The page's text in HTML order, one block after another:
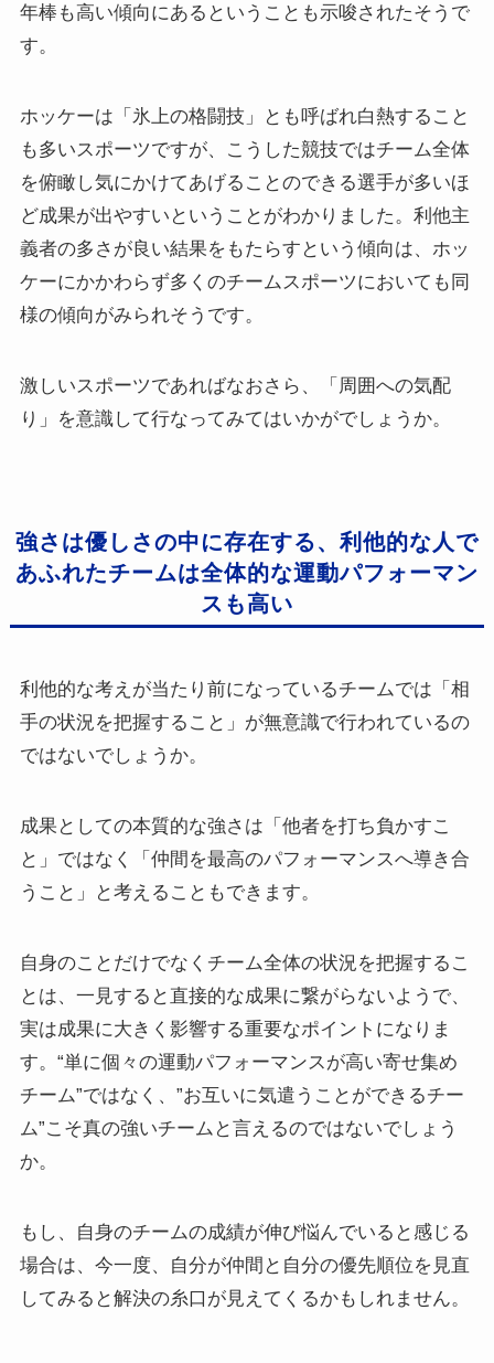
年棒も高い傾向にあるということも示唆されたそうで
す。
ホッケーは「氷上の格闘技」とも呼ばれ白熱すること
も多いスポーツですが、こうした競技ではチーム全体
を俯瞰し気にかけてあげることのできる選手が多いほ
ど成果が出やすいということがわかりました。利他主
義者の多さが良い結果をもたらすという傾向は、ホッ
ケーにかかわらず多くのチームスポーツにおいても同
様の傾向がみられそうです。
激しいスポーツであればなおさら、「周囲への気配
り」を意識して行なってみてはいかがでしょうか。
強さは優しさの中に存在する、利他的な人で
あふれたチームは全体的な運動パフォーマン
スも高い
利他的な考えが当たり前になっているチームでは「相
手の状況を把握すること」が無意識で行われているの
ではないでしょうか。
成果としての本質的な強さは「他者を打ち負かすこ
と」ではなく「仲間を最高のパフォーマンスへ導き合
うこと」と考えることもできます。
自身のことだけでなくチーム全体の状況を把握するこ
とは、一見すると直接的な成果に繋がらないようで、
実は成果に大きく影響する重要なポイントになりま
す。“単に個々の運動パフォーマンスが高い寄せ集め
チーム”ではなく、”お互いに気遣うことができるチー
ム”こそ真の強いチームと言えるのではないでしょう
か。
もし、自身のチームの成績が伸び悩んでいると感じる
場合は、今一度、自分が仲間と自分の優先順位を見直
してみると解決の糸口が見えてくるかもしれません。